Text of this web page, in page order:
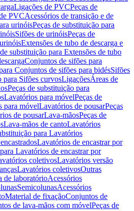
Ligações de PVCPeças de
PVCAcessórios de transição e de
urinóisPeças de substituição para
Sifões de urinóisPeças de
Extensões de tubo de descarga e
substituição para Extensões de tubo
Conjuntos de sifões para
Conjuntos de sifões para bidésSifões
para Sifões curvosLigaçõesÁreas de
Peças de substituição para
Lavatórios para móvelPeças de
para móvelLavatórios de pousarPeças
de pousarLava-mãosPeças de
Lava-mãos de cantoLavatórios
para Lavatórios
Lavatórios de encastrar por
Lavatórios de encastrar por
coletivosLavatórios versão
Lavatórios coletivosOutras
de laboratórioAcessórios
SemicolunasAcessórios
Material de fixaçãoConjuntos de
de lava-mãos com móvelPeças de